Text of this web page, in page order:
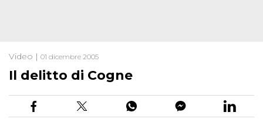
Video | 01 dicembre 2005
Il delitto di Cogne